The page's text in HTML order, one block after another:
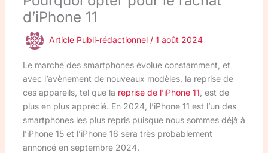
d’iPhone 11
Article Publi-rédactionnel / 1 août 2024
Le marché des smartphones évolue constamment, et
avec l’avènement de nouveaux modèles, la reprise de
ces appareils, tel que la reprise de l’iPhone 11 , est de
plus en plus apprécié. En 2024, l’iPhone 11 est l’un des
smartphones les plus repris puisque nous sommes déjà à
l’iPhone 15 et l’iPhone 16 sera très probablement
annoncé en septembre 2024.